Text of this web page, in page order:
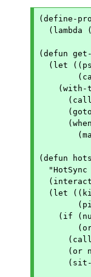
(define-
(lambda
(defun
(let
(with-
(defun
"HotSync
(let
(if
(or